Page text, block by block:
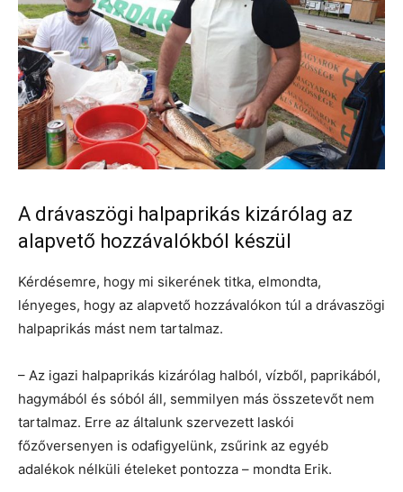
A drávaszögi halpaprikás kizárólag az
alapvető hozzávalókból készül
Kérdésemre, hogy mi sikerének titka, elmondta,
lényeges, hogy az alapvető hozzávalókon túl a drávaszögi
halpaprikás mást nem tartalmaz.
– Az igazi halpaprikás kizárólag halból, vízből, paprikából,
hagymából és sóból áll, semmilyen más összetevőt nem
tartalmaz. Erre az általunk szervezett laskói
főzőversenyen is odafigyelünk, zsűrink az egyéb
adalékok nélküli ételeket pontozza – mondta Erik.